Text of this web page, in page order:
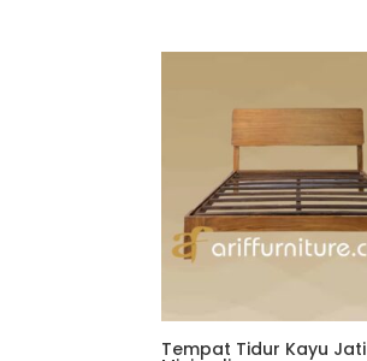
Tempat Tidur Kayu Jati